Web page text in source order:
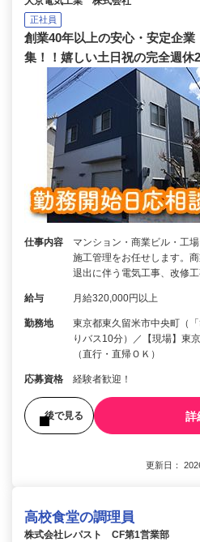
正社員
創業40年以上の安心・安定企
集！！嬉しい土日祝の完全週休
仕事内容
マンション・商業ビル・工
施工管理をお任せします。
退出に伴う電気工事、改修
給与 月給320,000円以上
勤務地
東京都東久留米市中央町（
りバス10分）／【現場】東
（直行・直帰ＯＫ）
応募資格 経験者歓迎！
後で見る 詳
更新日：
高校食堂の調理員
株式会社レパスト CF第1営業部